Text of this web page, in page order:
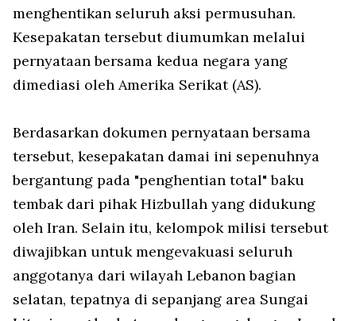
menghentikan seluruh aksi permusuhan.
Kesepakatan tersebut diumumkan melalui
pernyataan bersama kedua negara yang
dimediasi oleh Amerika Serikat (AS).
Berdasarkan dokumen pernyataan bersama
tersebut, kesepakatan damai ini sepenuhnya
bergantung pada "penghentian total" baku
tembak dari pihak Hizbullah yang didukung
oleh Iran. Selain itu, kelompok milisi tersebut
diwajibkan untuk mengevakuasi seluruh
anggotanya dari wilayah Lebanon bagian
selatan, tepatnya di sepanjang area Sungai